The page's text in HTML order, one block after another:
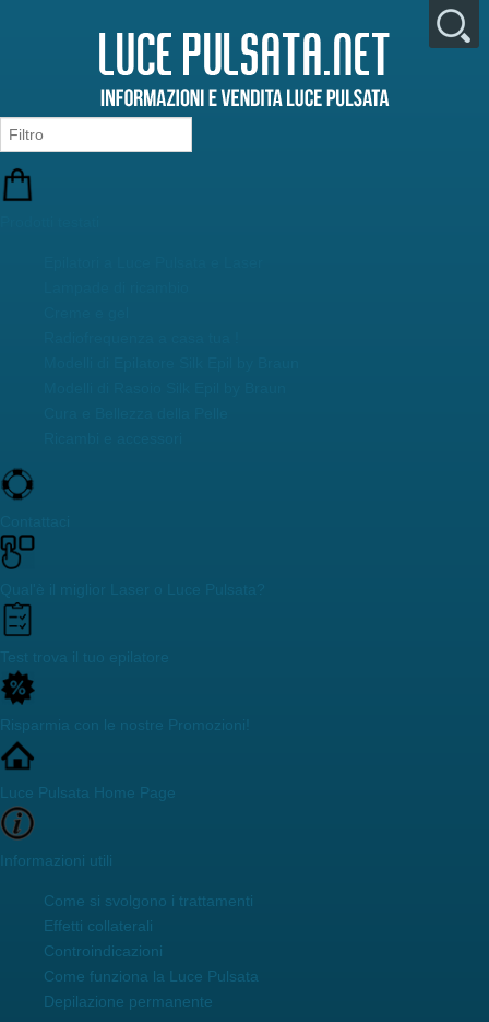
Risparmia con le nostre Promozioni!
Luce Pulsata Home Page
Informazioni utili
Come si svolgono i trattamenti
Effetti collaterali
Controindicazioni
Come funziona la Luce Pulsata
Depilazione permanente